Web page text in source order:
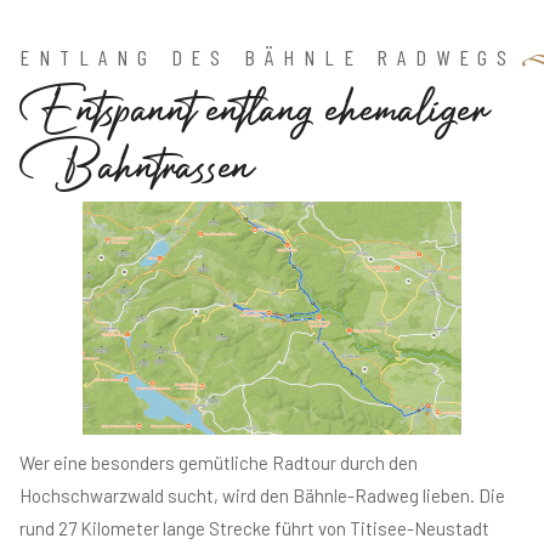
ENTLANG DES BÄHNLE RADWEGS
Entspanntentlangehemaliger
Bahntrassen
Wer eine besonders gemütliche Radtour durch den
Hochschwarzwald sucht, wird den Bähnle-Radweg lieben. Die
rund 27 Kilometer lange Strecke führt von Titisee-Neustadt